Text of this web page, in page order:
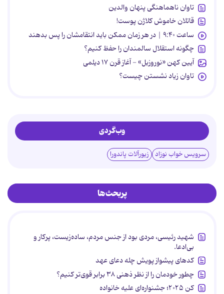
تاوان ناهماهنگی پنهان والدین
قاتلان خاموش کلاژن پوست!
ساعت ۹:۴۰ | در هر زمان ممکن باید انتقامشان را پس بدهند
چگونه استقلال سالمندان را حفظ کنیم؟
آیین کهن «نوروزبل» - آغاز قرن ۱۷ دیلمی
تاوان زیاد نشستن چیست؟
وب‌گردی
سرویس خواب نوزاد زیورآلات پاندورا
پربحث‌ها
شهید رئیسی، مردی بود از جنس مردم، ساده‌زیست، پرکار و
بی‌ادعا.
کدهای پیشواز پویش چله دعای عهد
چطور خودمان را از نظر ذهنی ۳۸ برابر قوی‌تر کنیم؟
کن ۲۰۲۵؛ جشنواره‌ای علیه خانواده